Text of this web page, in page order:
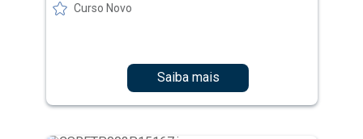
Curso Novo
Saiba mais